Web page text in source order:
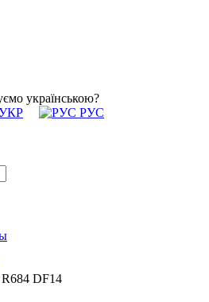
українською?
РУС
DF14